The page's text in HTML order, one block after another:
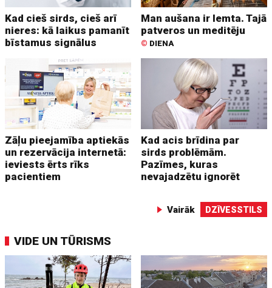
Kad cieš sirds, cieš arī
nieres: kā laikus pamanīt
bīstamus signālus
Man aušana ir lemta. Tajā
patveros un meditēju
© DIENA
Zāļu pieejamība aptiekās
un rezervācija internetā:
ieviests ērts rīks
pacientiem
Kad acis brīdina par
sirds problēmām.
Pazīmes, kuras
nevajadzētu ignorēt
Vairāk DZĪVESSTILS
VIDE UN TŪRISMS